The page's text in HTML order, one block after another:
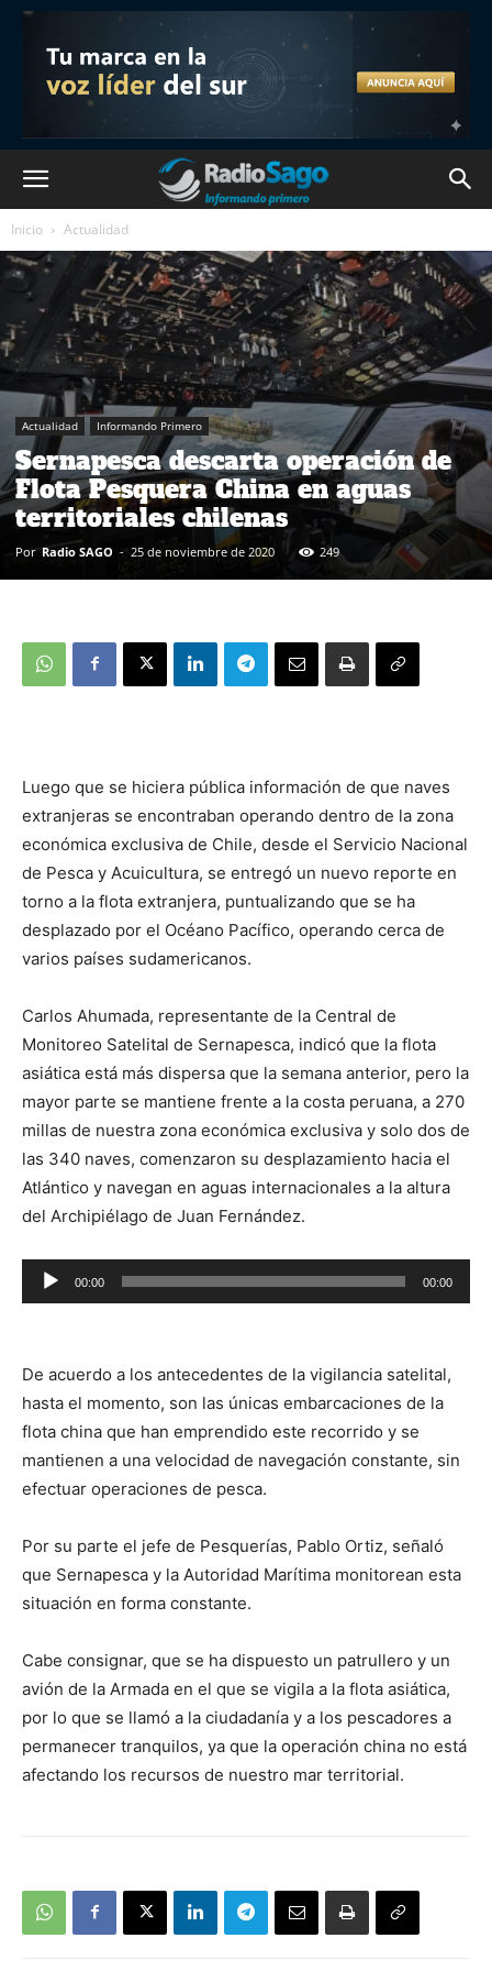
Inicio Actualidad
Actualidad Informando Primero
Sernapesca descarta operación de
Flota Pesquera China en aguas
territoriales chilenas
Por Radio SAGO - 25 de noviembre de 2020 249
Luego que se hiciera pública información de que naves
extranjeras se encontraban operando dentro de la zona
económica exclusiva de Chile, desde el Servicio Nacional
de Pesca y Acuicultura, se entregó un nuevo reporte en
torno a la flota extranjera, puntualizando que se ha
desplazado por el Océano Pacífico, operando cerca de
varios países sudamericanos.
Carlos Ahumada, representante de la Central de
Monitoreo Satelital de Sernapesca, indicó que la flota
asiática está más dispersa que la semana anterior, pero la
mayor parte se mantiene frente a la costa peruana, a 270
millas de nuestra zona económica exclusiva y solo dos de
las 340 naves, comenzaron su desplazamiento hacia el
Atlántico y navegan en aguas internacionales a la altura
del Archipiélago de Juan Fernández.
Reproductor
de
00:00 00:00
De acuerdo a los antecedentes de la vigilancia satelital,
hasta el momento, son las únicas embarcaciones de la
flota china que han emprendido este recorrido y se
mantienen a una velocidad de navegación constante, sin
efectuar operaciones de pesca.
Por su parte el jefe de Pesquerías, Pablo Ortiz, señaló
que Sernapesca y la Autoridad Marítima monitorean esta
situación en forma constante.
Cabe consignar, que se ha dispuesto un patrullero y un
avión de la Armada en el que se vigila a la flota asiática,
por lo que se llamó a la ciudadanía y a los pescadores a
permanecer tranquilos, ya que la operación china no está
afectando los recursos de nuestro mar territorial.